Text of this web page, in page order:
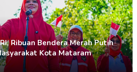
Ribuan Bendera Merah Putih
Kota Mataram